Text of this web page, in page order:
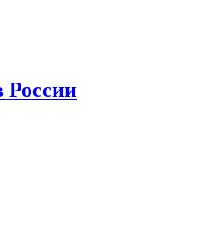
России